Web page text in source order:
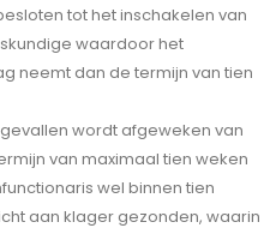
tot het inschakelen van
waardoor het
neemt dan de termijn van tien
wordt afgeweken van
van maximaal tien weken
wel binnen tien
aan klager gezonden, waarin